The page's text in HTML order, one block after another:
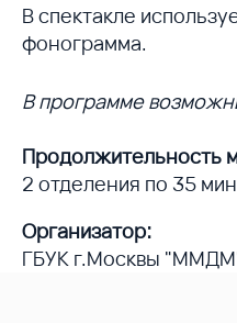
В спектакле
фонограмма.
В программе
Продолжительность
2 отделения по 35
Организатор:
ГБУК г.Москвы